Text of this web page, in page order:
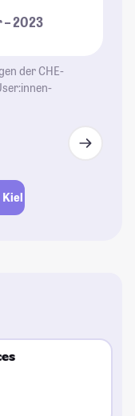
2023
der CHE-
Kiel